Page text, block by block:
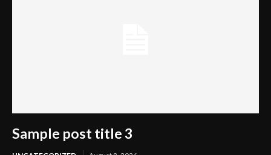
Sample post title 3